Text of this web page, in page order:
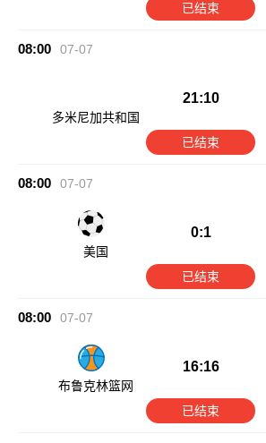
已结束
08:00 07-07
多米尼加共和国
21:10
已结束
08:00 07-07
美国
0:1
已结束
08:00 07-07
布鲁克林篮网
16:16
已结束